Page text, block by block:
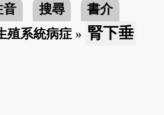
音 搜尋
書介
殖系統病症» 腎下垂